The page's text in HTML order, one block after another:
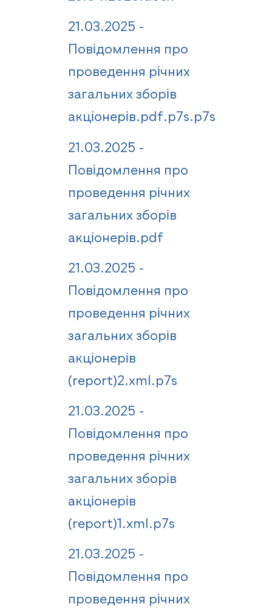
21.03.2025 -
Повідомлення про
проведення річних
загальних зборів
акціонерів.pdf.p7s.p7s
21.03.2025 -
Повідомлення про
проведення річних
загальних зборів
акціонерів.pdf
21.03.2025 -
Повідомлення про
проведення річних
загальних зборів
акціонерів
(report)2.xml.p7s
21.03.2025 -
Повідомлення про
проведення річних
загальних зборів
акціонерів
(report)1.xml.p7s
21.03.2025 -
Повідомлення про
проведення річних